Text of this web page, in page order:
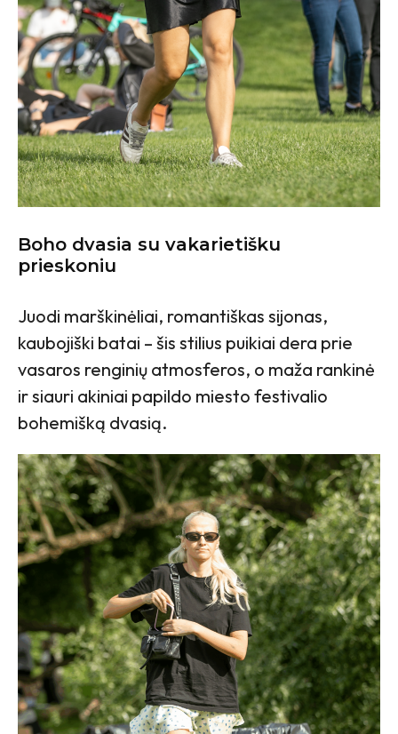
Boho dvasia su vakarietišku
prieskoniu
Juodi marškinėliai, romantiškas sijonas,
kaubojiški batai – šis stilius puikiai dera prie
vasaros renginių atmosferos, o maža rankinė
ir siauri akiniai papildo miesto festivalio
bohemišką dvasią.